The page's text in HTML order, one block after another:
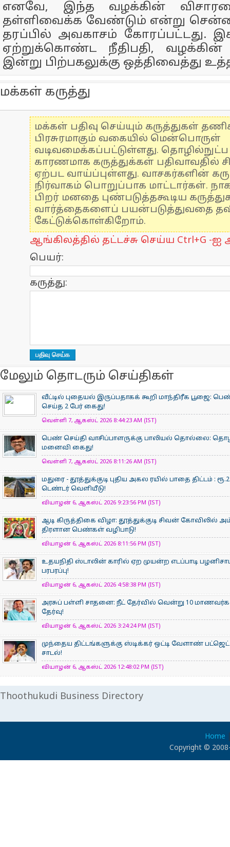
எனவே, இந்த வழக்கின்
தள்ளிவைக்க வேண்டும் என்று
தரப்பில் அவகாசம் கோரப்பட்டது.
ஏற்றுக்கொண்ட நீதிபதி,
இன்று பிற்பகலுக்கு ஒத்திவைத்து
மக்கள் கருத்து
மக்கள் பதிவு செய்யும் கருத்துகள்
பிரசுரமாகும் வகையில் மென்பொருள்
வடிவமைக்கப்பட்டுள்ளது.
காரணமாக கருத்துக்கள் பதிவாவதில்
ஏற்பட வாய்ப்புள்ளது. வாசகர்களின்
நிர்வாகம் பொறுப்பாக மாட்டார்கள்.
பிறர் மனதை புண்படுத்தகூடிய
வார்த்தைகளைப் பயன்படுத்துவதை
கேட்டுக்கொள்கிறோம்.
ஆங்கிலத்தில் தட்டச்சு செய்ய Ctrl+G -ஐ
பெயர்:
கருத்து:
மேலும் தொடரும் செய்திகள்
வீட்டில் புதையல் இருப்பதாகக் கூறி மாந்திரீக பூஜை:
செய்த 2 பேர் கைது!
வெள்ளி 7, ஆகஸ்ட் 2026 8:44:23 AM (IST)
பெண் செய்தி வாசிப்பாளருக்கு பாலியல் தொல்லை:
மனைவி கைது!
வெள்ளி 7, ஆகஸ்ட் 2026 8:11:26 AM (IST)
மதுரை - தூத்துக்குடி புதிய அகல ரயில் பாதை திட்டம் :
டெண்டர் வெளியீடு!
வியாழன் 6, ஆகஸ்ட் 2026 9:23:56 PM (IST)
ஆடி கிருத்திகை விழா: தூத்துக்குடி சிவன்
திரளான பெண்கள் வழிபாடு!
வியாழன் 6, ஆகஸ்ட் 2026 8:11:56 PM (IST)
உதயநிதி ஸ்டாலின் காரில் ஏற முயன்ற எடப்பாடி
பரபரப்பு!
வியாழன் 6, ஆகஸ்ட் 2026 4:58:38 PM (IST)
அரசுப் பள்ளி சாதனை: நீட் தேர்வில் வென்று 10 மாணவர்கள்
தேர்வு!
வியாழன் 6, ஆகஸ்ட் 2026 3:24:24 PM (IST)
முந்தைய திட்டங்களுக்கு ஸ்டிக்கர் ஒட்டி வேளாண் பட்ஜெட்
சாடல்!
வியாழன் 6, ஆகஸ்ட் 2026 12:48:02 PM (IST)
Thoothukudi Business Directory
Home
Copyright ©